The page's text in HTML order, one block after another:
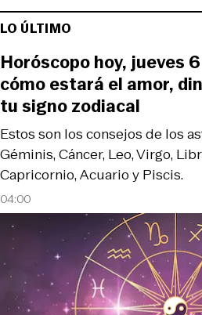
LO ÚLTIMO
04:00
Estos son los consejos de los
Géminis, Cáncer, Leo, Virgo,
Capricornio, Acuario y Piscis.
Horóscopo hoy, jueves
cómo estará el amor,
tu signo zodiacal